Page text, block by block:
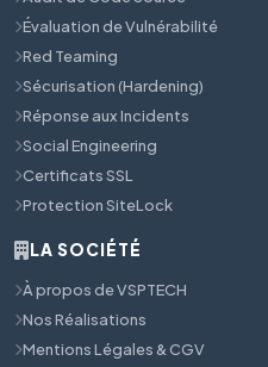
Évaluation de Vulnérabilité
Red Teaming
Sécurisation (Hardening)
Réponse aux Incidents
Social Engineering
Certificats SSL
Protection SiteLock
LA SOCIÉTÉ
À propos de VSPTECH
Nos Réalisations
Mentions Légales & CGV